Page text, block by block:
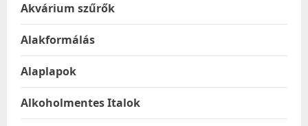
Akvárium szűrők
Alakformálás
Alaplapok
Alkoholmentes Italok